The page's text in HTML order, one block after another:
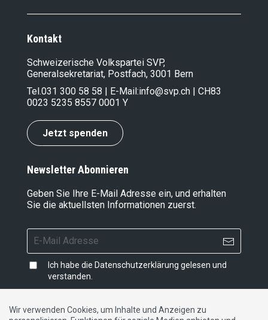
Kontakt
Schweizerische Volkspartei SVP,
Generalsekretariat, Postfach, 3001 Bern
Tel.031 300 58 58 | E-Mail:info@svp.ch | CH83
0023 5235 8557 0001 Y
Jetzt spenden
Newsletter Abonnieren
Geben Sie Ihre E-Mail Adresse ein, und erhalten
Sie die aktuellsten Informationen zuerst.
Ich habe die Datenschutzerklärung gelesen und
verstanden.
Wir verwenden Cookies, um Inhalte und Anzeigen zu